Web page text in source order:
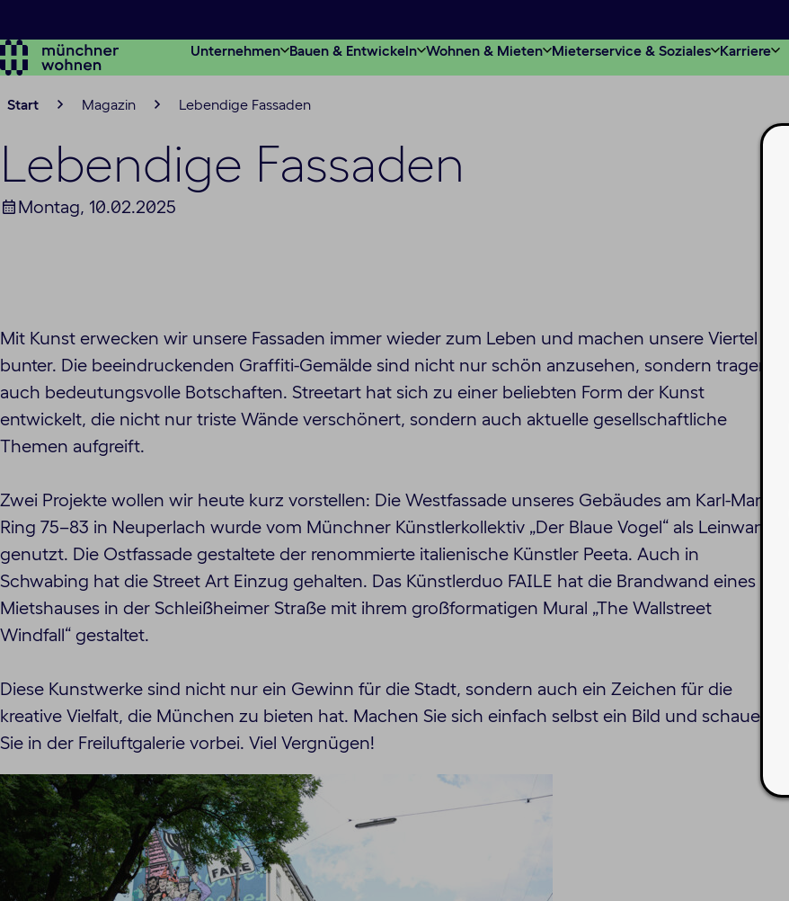
Hauptinhalt
springen
Unternehmen
Bauen & Entwickeln Wohnen & Mieten Mieterservice & Soziales Karriere
Start Magazin Lebendige Fassaden
Lebendige Fassaden
Montag, 10.02.2025
Mit Kunst erwecken wir unsere Fassaden immer wieder zum Leben und machen unsere Viertel
bunter. Die beeindruckenden Graffiti-Gemälde sind nicht nur schön anzusehen, sondern tragen
auch bedeutungsvolle Botschaften. Streetart hat sich zu einer beliebten Form der Kunst
entwickelt, die nicht nur triste Wände verschönert, sondern auch aktuelle gesellschaftliche
Themen aufgreift.
Zwei Projekte wollen wir heute kurz vorstellen: Die Westfassade unseres Gebäudes am Karl-Marx-
Ring 75–83 in Neuperlach wurde vom Münchner Künstlerkollektiv „Der Blaue Vogel“ als Leinwand
genutzt. Die Ostfassade gestaltete der renommierte italienische Künstler Peeta. Auch in
Schwabing hat die Street Art Einzug gehalten. Das Künstlerduo FAILE hat die Brandwand eines
Mietshauses in der Schleißheimer Straße mit ihrem großformatigen Mural „The Wallstreet
Windfall“ gestaltet.
Diese Kunstwerke sind nicht nur ein Gewinn für die Stadt, sondern auch ein Zeichen für die
kreative Vielfalt, die München zu bieten hat. Machen Sie sich einfach selbst ein Bild und schauen
Sie in der Freiluftgalerie vorbei. Viel Vergnügen!